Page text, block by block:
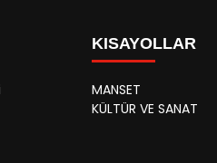
KISAYOLLAR
MANSET
KÜLTÜR VE SANAT